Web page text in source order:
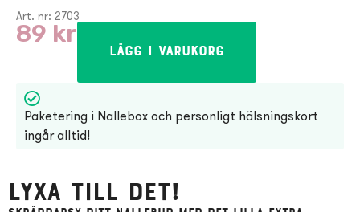
Art. nr: 2703
89 kr
Lägg i varukorg
Paketering i Nallebox och personligt hälsningskort
ingår alltid!
Lyxa till det!